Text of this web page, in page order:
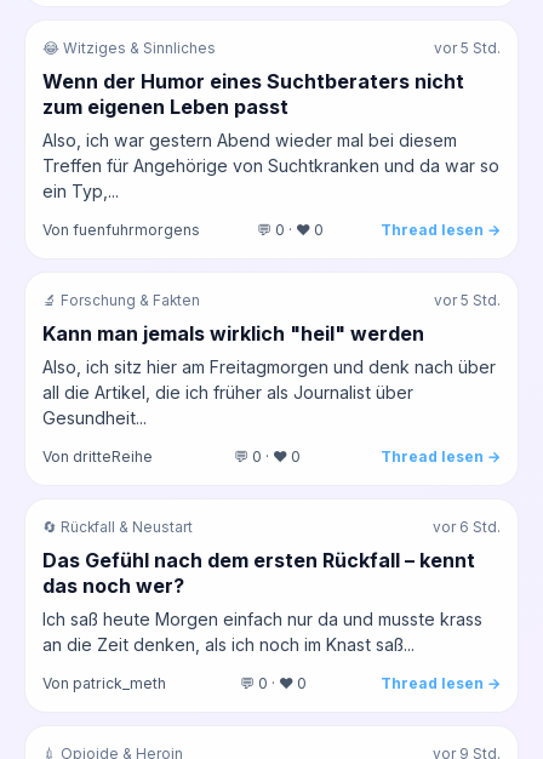
😂 Witziges & Sinnliches vor 5 Std.
Wenn der Humor eines Suchtberaters nicht
zum eigenen Leben passt
Also, ich war gestern Abend wieder mal bei diesem
Treffen für Angehörige von Suchtkranken und da war so
ein Typ,...
Von fuenfuhrmorgens 💬 0 · ❤️ 0 Thread lesen →
🔬 Forschung & Fakten vor 5 Std.
Kann man jemals wirklich "heil" werden
Also, ich sitz hier am Freitagmorgen und denk nach über
all die Artikel, die ich früher als Journalist über
Gesundheit...
Von dritteReihe 💬 0 · ❤️ 0 Thread lesen →
🔄 Rückfall & Neustart vor 6 Std.
Das Gefühl nach dem ersten Rückfall – kennt
das noch wer?
Ich saß heute Morgen einfach nur da und musste krass
an die Zeit denken, als ich noch im Knast saß...
Von patrick_meth 💬 0 · ❤️ 0 Thread lesen →
💉 Opioide & Heroin vor 9 Std.